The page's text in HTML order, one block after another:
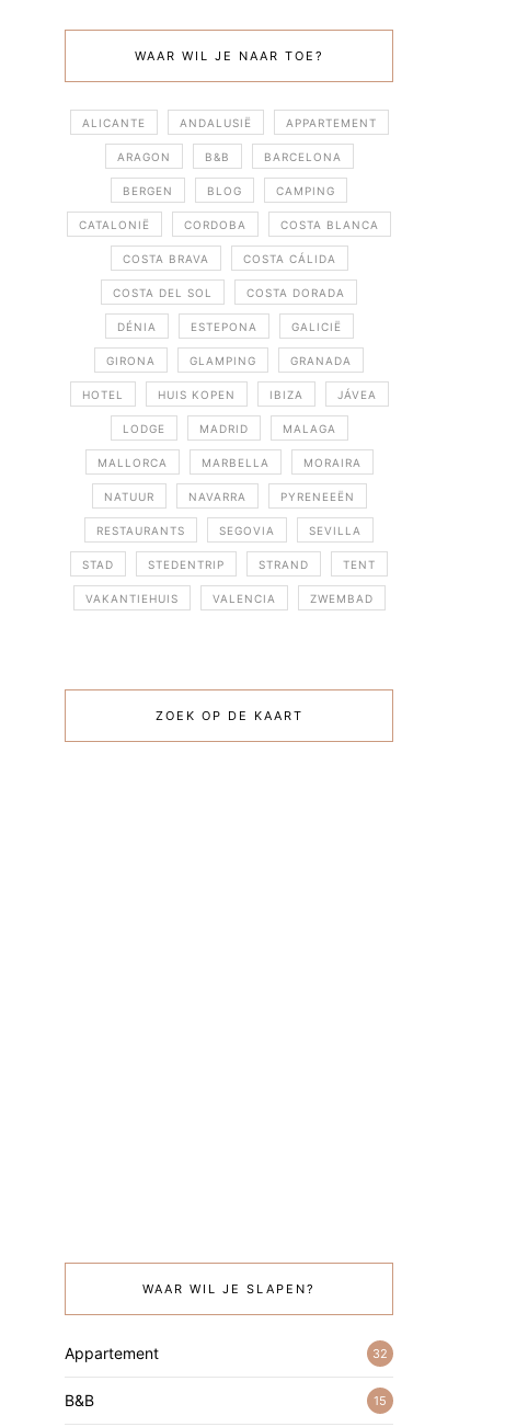
WAAR WIL JE NAAR TOE?
ALICANTE ANDALUSIË APPARTEMENT
ARAGON B&B BARCELONA
BERGEN BLOG CAMPING
CATALONIË CORDOBA COSTA BLANCA
COSTA BRAVA COSTA CÁLIDA
COSTA DEL SOL COSTA DORADA
DÉNIA ESTEPONA GALICIË
GIRONA GLAMPING GRANADA
HOTEL HUIS KOPEN IBIZA JÁVEA
LODGE MADRID MALAGA
MALLORCA MARBELLA MORAIRA
NATUUR NAVARRA PYRENEEËN
RESTAURANTS SEGOVIA SEVILLA
STAD STEDENTRIP STRAND TENT
VAKANTIEHUIS VALENCIA ZWEMBAD
ZOEK OP DE KAART
WAAR WIL JE SLAPEN?
Appartement 32
B&B 15